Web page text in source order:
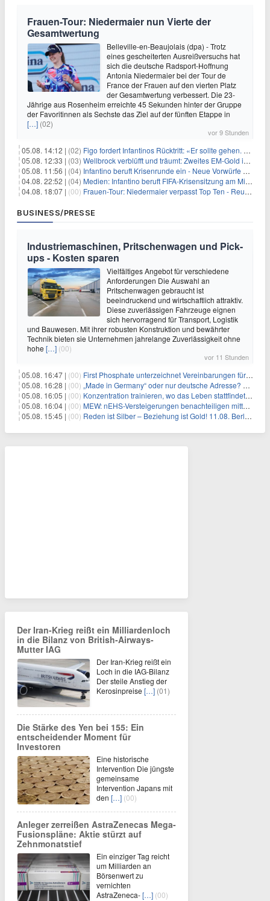
Frauen-Tour: Niedermaier nun Vierte der
Gesamtwertung
Belleville-en-Beaujolais (dpa) - Trotz
eines gescheiterten Ausreißversuchs hat
sich die deutsche Radsport-Hoffnung
Antonia Niedermaier bei der Tour de
France der Frauen auf den vierten Platz
der Gesamtwertung verbessert. Die 23-
Jährige aus Rosenheim erreichte 45 Sekunden hinter der Gruppe
der Favoritinnen als Sechste das Ziel auf der fünften Etappe in
[…] (02)
vor 9 Stunden
05.08. 14:12 | (02) Figo fordert Infantinos Rücktritt: «Er sollte gehen. Jetzt»
05.08. 12:33 | (03) Wellbrock verblüfft und träumt: Zweites EM-Gold in Paris
05.08. 11:56 | (04) Infantino beruft Krisenrunde ein - Neue Vorwürfe gegen FIFA
04.08. 22:52 | (04) Medien: Infantino beruft FIFA-Krisensitzung am Mittwoch ein
04.08. 18:07 | (00) Frauen-Tour: Niedermaier verpasst Top Ten - Reusser siegt
BUSINESS/PRESSE
Industriemaschinen, Pritschenwagen und Pick-
ups - Kosten sparen
Vielfältiges Angebot für verschiedene
Anforderungen Die Auswahl an
Pritschenwagen gebraucht ist
beeindruckend und wirtschaftlich attraktiv.
Diese zuverlässigen Fahrzeuge eignen
sich hervorragend für Transport, Logistik
und Bauwesen. Mit ihrer robusten Konstruktion und bewährter
Technik bieten sie Unternehmen jahrelange Zuverlässigkeit ohne
hohe […] (00)
vor 11 Stunden
05.08. 16:47 | (00) First Phosphate unterzeichnet Vereinbarungen für nicht zu refundierende Zuwendungen in Höhe von 4,84 Mio. $ von der kanadischen Regierung für Straßeninfrastruktur und Stromübertragungsleitungen
05.08. 16:28 | (00) „Made in Germany“ oder nur deutsche Adresse? So erkennen Sie, wo Ihre Leiterplatten wirklich gefertigt werden
05.08. 16:05 | (00) Konzentration trainieren, wo das Leben stattfindet: Mobile EEG-Technologie bringt Neurofeedback in den Alltag
05.08. 16:04 | (00) MEW: nEHS-Versteigerungen benachteiligen mittelständische Unternehmen
05.08. 15:45 | (00) Reden ist Silber – Beziehung ist Gold! 11.08. Berlin – 18:30 Uhr
Der Iran-Krieg reißt ein Milliardenloch
in die Bilanz von British-Airways-
Mutter IAG
Der Iran-Krieg reißt ein
Loch in die IAG-Bilanz
Der steile Anstieg der
Kerosinpreise […] (01)
Die Stärke des Yen bei 155: Ein
entscheidender Moment für
Investoren
Eine historische
Intervention Die jüngste
gemeinsame
Intervention Japans mit
den […] (00)
Anleger zerreißen AstraZenecas Mega-
Fusionspläne: Aktie stürzt auf
Zehnmonatstief
Ein einziger Tag reicht
um Milliarden an
Börsenwert zu
vernichten
AstraZeneca-[…] (00)